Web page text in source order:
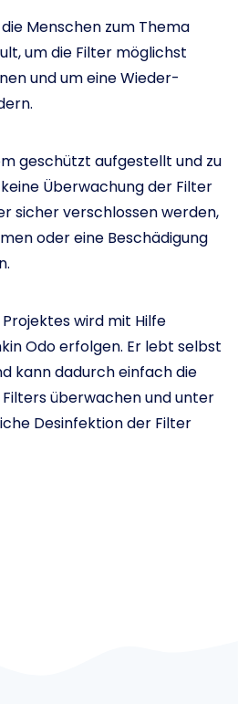
Menschen zum Thema
um die Filter möglichst
und um eine Wieder-
geschützt aufgestellt und zu
Überwachung der Filter
sicher verschlossen werden,
oder eine Beschädigung
wird mit Hilfe
Odo erfolgen. Er lebt selbst
kann dadurch einfach die
überwachen und unter
Desinfektion der Filter